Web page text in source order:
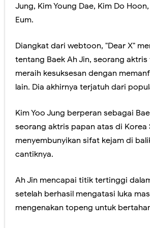
Jung, Kim Young Dae, Kim Do
Eum.
Diangkat dari webtoon, "Dear X"
tentang Baek Ah Jin, seorang aktris
meraih kesuksesan dengan
lain. Dia akhirnya terjatuh dari
Kim Yoo Jung berperan sebagai
seorang aktris papan atas di Korea
menyembunyikan sifat kejam di
cantiknya.
Ah Jin mencapai titik tertinggi
setelah berhasil mengatasi luka
mengenakan topeng untuk